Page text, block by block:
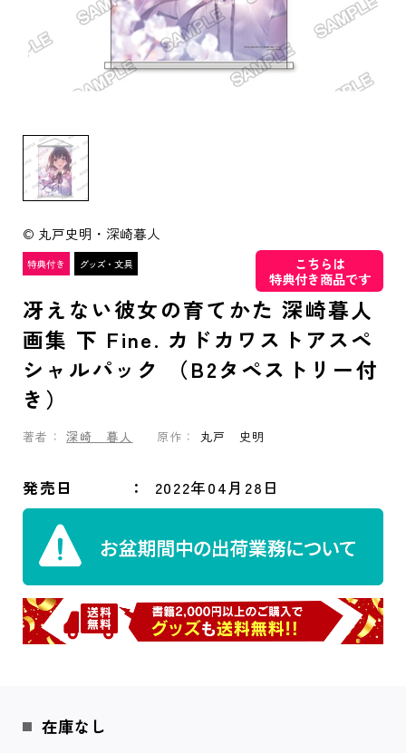
© 丸戸史明・深崎暮人
こちらは
特典付き商品です
冴えない彼女の育てかた 深崎暮人
画集 下 Fine. カドカワストアスペ
シャルパック （B2タペストリー付
き）
著者： 深崎 暮人 原作： 丸戸 史明
発売日 2022年04月28日
在庫なし